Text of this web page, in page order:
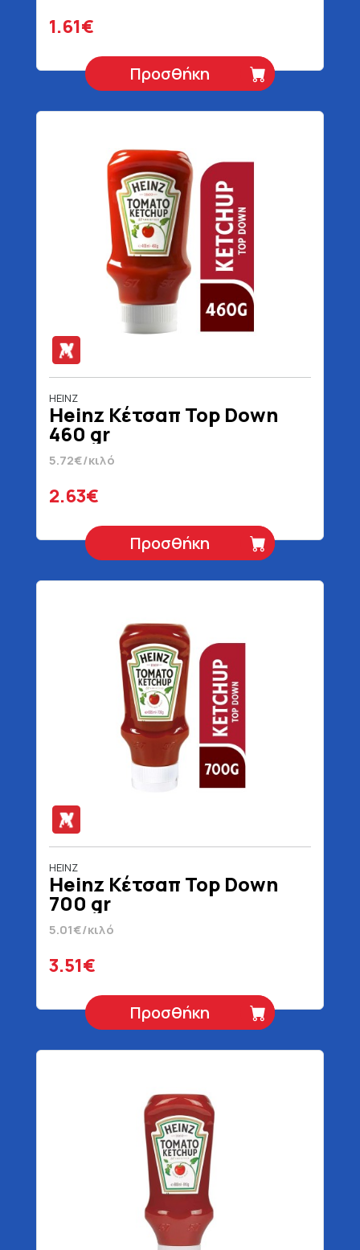
1.61€
Προσθήκη
HEINZ
Heinz Κέτσαπ Top Down
460 gr
5.72€/κιλό
2.63€
Προσθήκη
HEINZ
Heinz Κέτσαπ Top Down
700 gr
5.01€/κιλό
3.51€
Προσθήκη